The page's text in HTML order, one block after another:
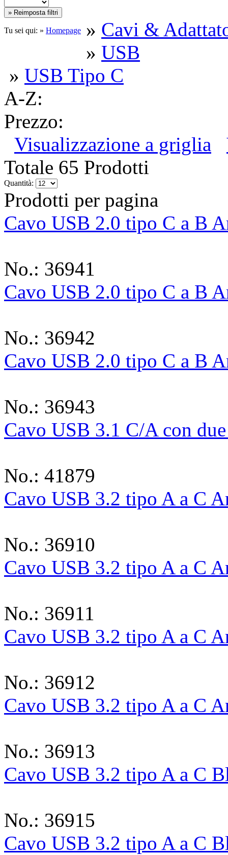
Tu sei qui: » Homepage » Cavi &
» USB
» USB Tipo C
A-Z:
Prezzo:
Visualizzazione a griglia
Totale 65 Prodotti
Quantità:
Prodotti per pagina
Cavo USB 2.0 tipo C a B
No.: 36941
Cavo USB 2.0 tipo C a B
No.: 36942
Cavo USB 2.0 tipo C a B
No.: 36943
Cavo USB 3.1 C/A con
No.: 41879
Cavo USB 3.2 tipo A a C
No.: 36910
Cavo USB 3.2 tipo A a C
No.: 36911
Cavo USB 3.2 tipo A a C
No.: 36912
Cavo USB 3.2 tipo A a C
No.: 36913
Cavo USB 3.2 tipo A a C
No.: 36915
Cavo USB 3.2 tipo A a C